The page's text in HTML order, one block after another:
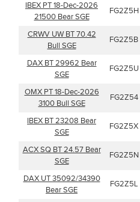
IBEX PT 18-Dec-2026
21500 Bear SGE
FG2Z5H
CRWV UW BT 70.42
Bull SGE
FG2Z5B
DAX BT 29962 Bear
SGE
FG2Z5U
OMX PT 18-Dec-2026
3100 Bull SGE
FG2Z54
IBEX BT 23208 Bear
SGE
FG2Z5X
ACX SQ BT 24.57 Bear
SGE
FG2Z5N
DAX UT 35092/34390
Bear SGE
FG2Z5L